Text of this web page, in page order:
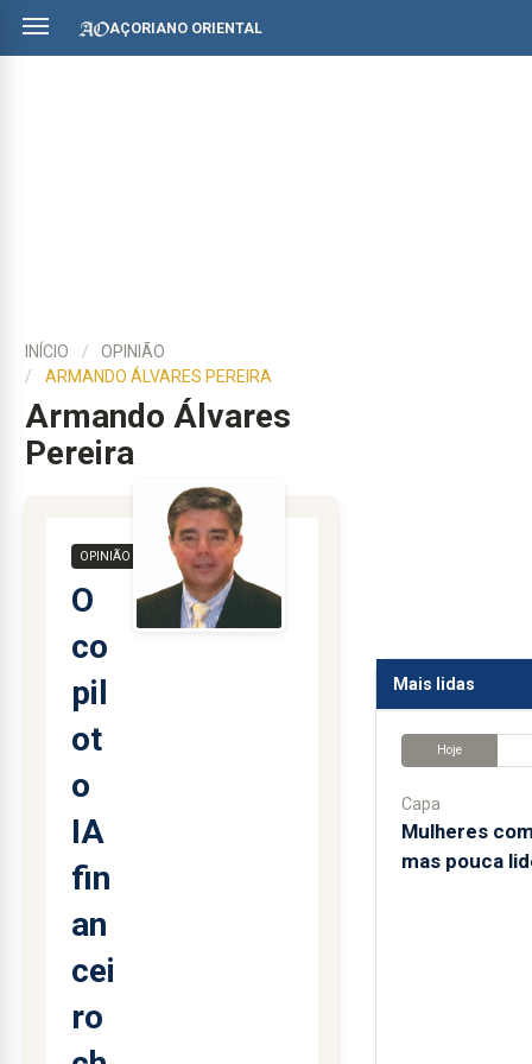
AÇORIANO ORIENTAL
INÍCIO
OPINIÃO
ARMANDO ÁLVARES PEREIRA
Armando Álvares
Pereira
OPINIÃO
O
co
pil
ot
o
IA
fin
an
cei
ro
Mais lidas
Hoje
Capa
Mulheres
mas pouca